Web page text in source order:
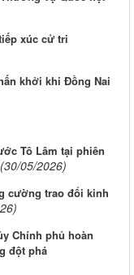
xúc cử tri
khởi khi Đồng Nai
Tô Lâm tại phiên
(30/05/2026)
cường trao đổi kinh
Chính phủ hoàn
đột phá